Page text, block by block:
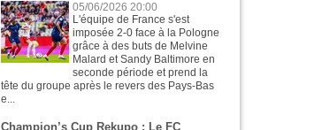
05/06/2026 20:00
L'équipe de France s'est
imposée 2-0 face à la Pologne
grâce à des buts de Melvine
Malard et Sandy Baltimore en
seconde période et prend la
tête du groupe après le revers des Pays-Bas
e...
Champion’s Cup Rekupo : Le FC